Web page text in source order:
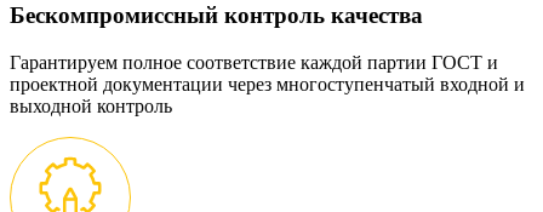
Бескомпромиссный контроль качества
Гарантируем полное соответствие каждой партии ГОСТ и
проектной документации через многоступенчатый входной и
выходной контроль